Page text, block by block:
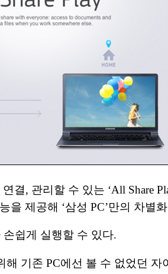
, 관리할 수 있는 ‘All Share
을 제공해 ‘삼성 PC’만의 차별
손쉽게 실행할 수 있다.
기존 PC에선 볼 수 없었던 자